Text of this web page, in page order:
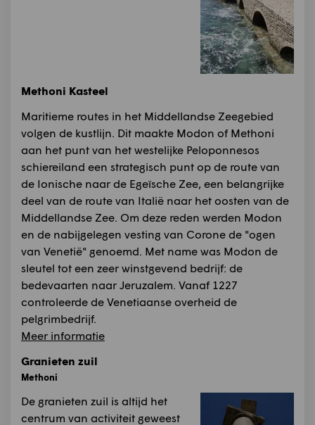
Methoni Kasteel
Maritieme routes in het Middellandse Zeegebied
volgen de kustlijn. Dit maakte Modon of Methoni
aan het punt van het westelijke Peloponnesos
schiereiland een strategisch punt op de route van
de Ionische naar de Egeïsche Zee, een belangrijke
deel van de route van Italië naar het oosten van de
Middellandse Zee. Om deze reden werden Modon
en de nabijgelegen vesting van Corone de "ogen
van Venetië" genoemd. Met name was Modon de
sleutel tot een zeer winstgevend bedrijf: de
bedevaarten naar Jeruzalem. Vanaf 1227
controleerde de Venetiaanse overheid de
pelgrimbedrijf.
Meer informatie
Granieten zuil
Methoni
De granieten zuil is altijd het
centrum van activiteit geweest